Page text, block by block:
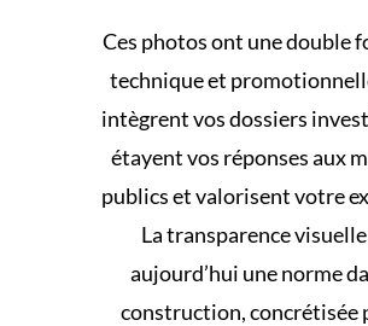
Ces photos ont une double
technique et
intègrent vos dossiers
étayent vos réponses aux
publics et valorisent votre
La transparence
aujourd’hui une norme
construction, concrétisée